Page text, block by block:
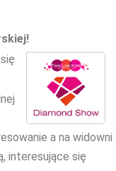
a na widowni
interesujące się